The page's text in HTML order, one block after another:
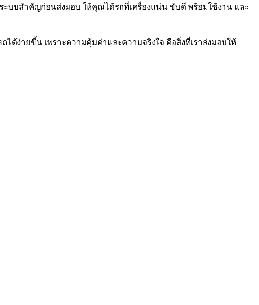
ะบบสำคัญก่อนส่งมอบ ให้คุณได้รถที่เครื่องแน่น ขับดี พร้อมใช้งาน และ
ด้ง่ายขึ้น เพราะความคุ้มค่าและความจริงใจ คือสิ่งที่เราส่งมอบให้